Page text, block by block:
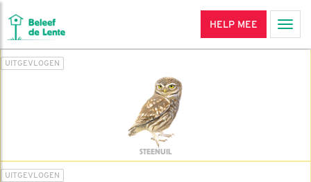
HELP MEE
UITGEVLOGEN
STEENUIL
UITGEVLOGEN